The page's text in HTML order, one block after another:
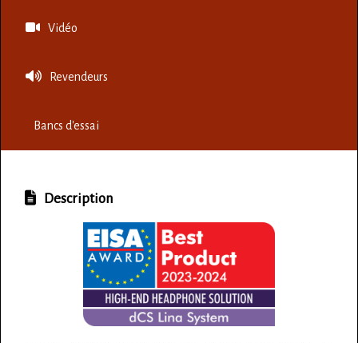
Vidéo
Revendeurs
Bancs d'essai
Description